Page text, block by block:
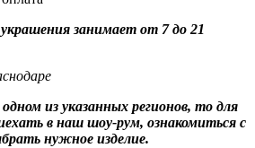
занимает от 7 до 21
из указанных регионов, то для
в наш шоу-рум, ознакомиться с
нужное изделие.